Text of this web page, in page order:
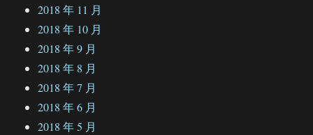
2018 年 11 月
2018 年 10 月
2018 年 9 月
2018 年 8 月
2018 年 7 月
2018 年 6 月
2018 年 5 月